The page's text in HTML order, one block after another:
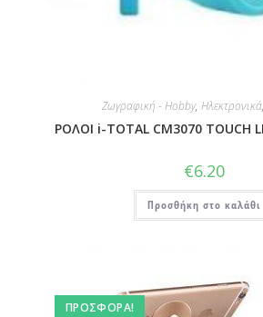
Ζωγραφική - Hobby, Ηλεκτρονικά,
ΡΟΛΟΙ i-TOTAL CM3070 TOUCH
€6.20
Προσθήκη στο καλάθι
ΠΡΟΣΦΟΡΆ!